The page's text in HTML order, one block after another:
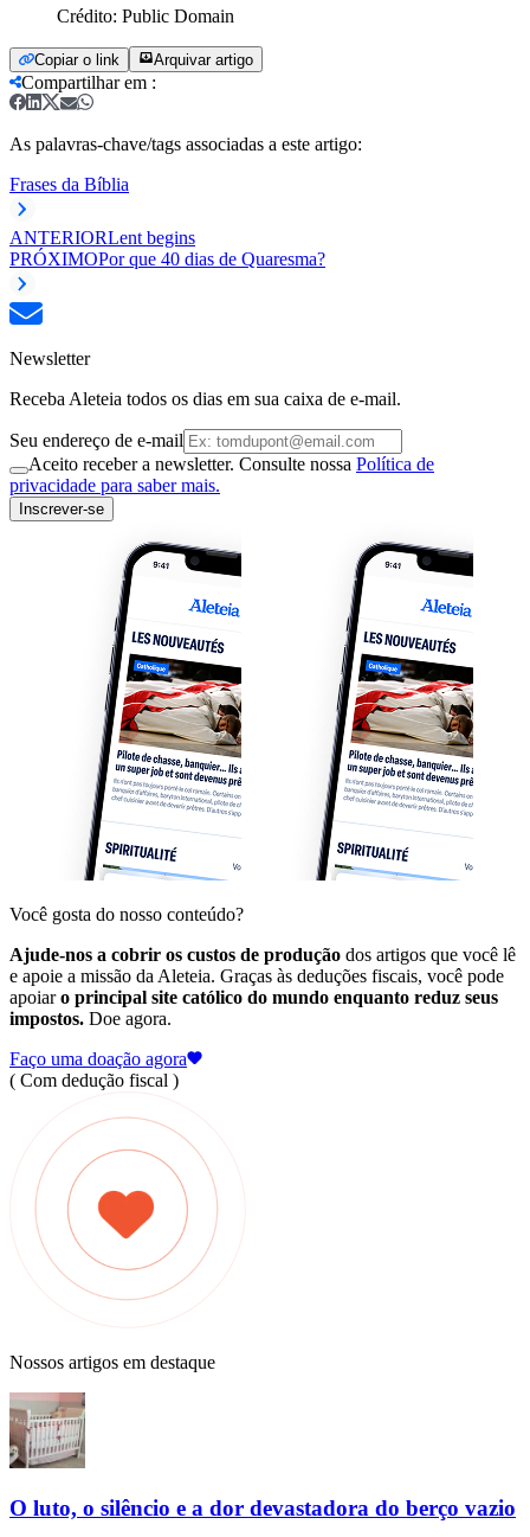
Crédito: Public Domain
Copiar o link Arquivar artigo
Compartilhar em :
As palavras-chave/tags associadas a este artigo:
Frases da Bíblia
ANTERIORLent begins
PRÓXIMOPor que 40 dias de Quaresma?
Newsletter
Receba Aleteia todos os dias em sua caixa de e-mail.
Seu endereço de e-mail
Aceito receber a newsletter. Consulte nossa Política de
privacidade para saber mais.
Inscrever-se
Você gosta do nosso conteúdo?
Ajude-nos a cobrir os custos de produção dos artigos que você lê
e apoie a missão da Aleteia. Graças às deduções fiscais, você pode
apoiaro principal site católico do mundo enquanto reduz seus
impostos. Doe agora.
Faço uma doação agora
( Com dedução fiscal )
Nossos artigos em destaque
O luto, o silêncio e a dor devastadora do berço vazio